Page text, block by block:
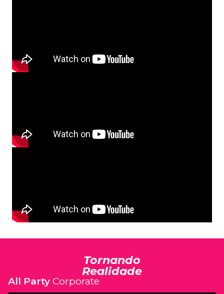
Tornando
Realidade
All Party Corporate